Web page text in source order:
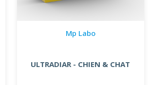
Mp Labo
ULTRADIAR - CHIEN & CHAT